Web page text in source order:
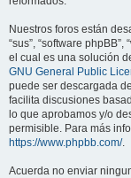
Nuestros foros están
“sus”, “software phpBB”,
el cual es una solución
GNU General Public
puede ser descargada de
facilita discusiones
lo que aprobamos y/o
permisible. Para más
https://www.phpbb.com/.
Acuerda no enviar